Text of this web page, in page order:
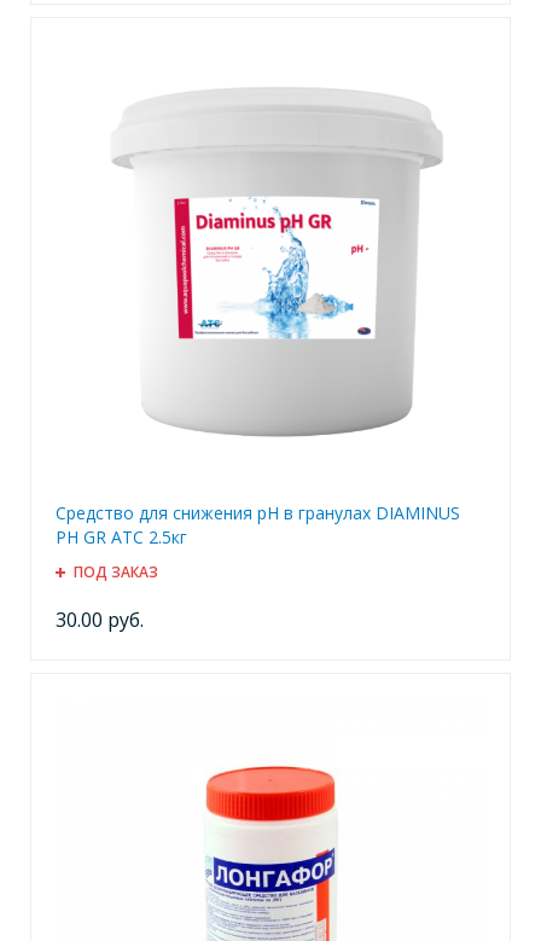
Средство для снижения рН в гранулах DIAMINUS
PH GR ATC 2.5кг
ПОД ЗАКАЗ
30.00 руб.